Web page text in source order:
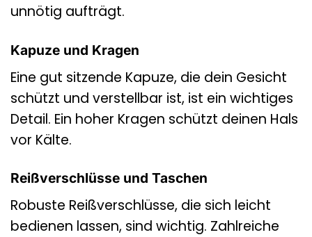
unnötig aufträgt.
Kapuze und Kragen
Eine gut sitzende Kapuze, die dein Gesicht
schützt und verstellbar ist, ist ein wichtiges
Detail. Ein hoher Kragen schützt deinen Hals
vor Kälte.
Reißverschlüsse und Taschen
Robuste Reißverschlüsse, die sich leicht
bedienen lassen, sind wichtig. Zahlreiche